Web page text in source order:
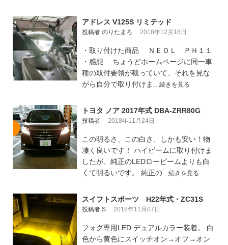
アドレス V125S リミテッド
投稿者 のりたまろ 2018年12月18日
・取り付けた商品 ＮＥＯＬ ＰＨ１１
・感想 ちょうどホームページに同一車
種の取付要領が載っていて、それを見な
がら自分で取り付けま.. 続きを見る
トヨタ ノア 2017年式 DBA-ZRR80G
投稿者 2018年11月24日
この明るさ、この白さ、しかも安い！物
凄く良いです！ ハイビームに取り付けま
したが、純正のLEDロービームよりも白
くて明るいです。 純正の.. 続きを見る
スイフトスポーツ H22年式・ZC31S
投稿者 S 2018年11月07日
フォグ専用LED デュアルカラー装着。 白
色から黄色にスイッチオン→オフ→オン